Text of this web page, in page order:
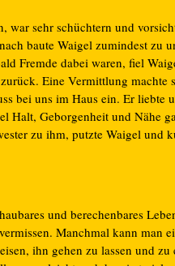
war sehr schüchtern und
baute Waigel zumindest zu
Fremde dabei waren, fiel
Eine Vermittlung machte
bei uns im Haus ein. Er liebte
Halt, Geborgenheit und Nähe
zu ihm, putzte Waigel und
und berechenbares
Manchmal kann man
ihn gehen zu lassen und zu